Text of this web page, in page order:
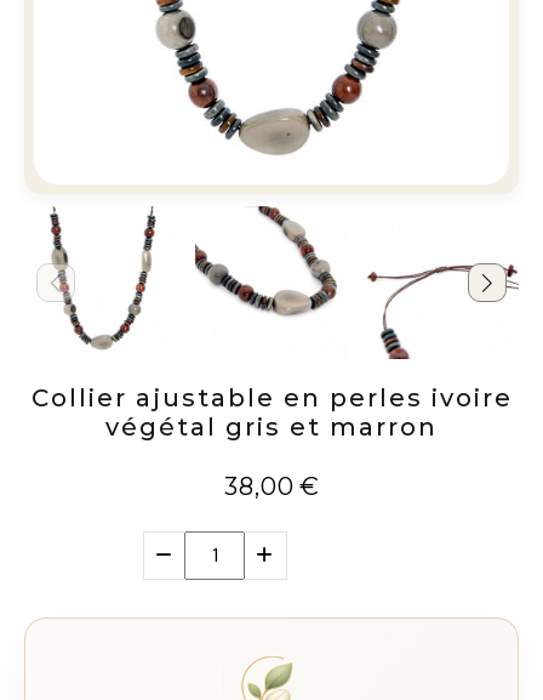
Collier ajustable en perles ivoire
végétal gris et marron
38,00 €